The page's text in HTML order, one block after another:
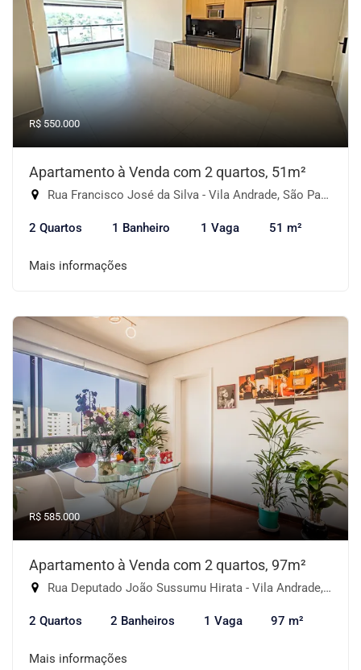
R$ 550.000
Apartamento à Venda com 2 quartos, 51m²
Rua Francisco José da Silva - Vila Andrade, São Paulo-SP
2 Quartos 1 Banheiro 1 Vaga 51 m²
Mais informações
R$ 585.000
Apartamento à Venda com 2 quartos, 97m²
Rua Deputado João Sussumu Hirata - Vila Andrade, São Paulo-SP
2 Quartos 2 Banheiros 1 Vaga 97 m²
Mais informações